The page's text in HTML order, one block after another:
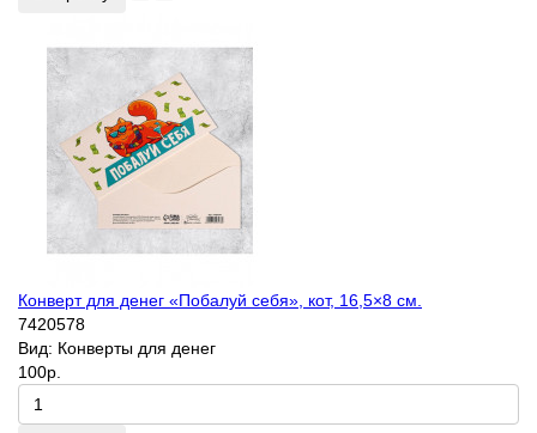
Конверт для денег «Побалуй себя», кот, 16,5×8 см.
7420578
Вид: Конверты для денег
100р.